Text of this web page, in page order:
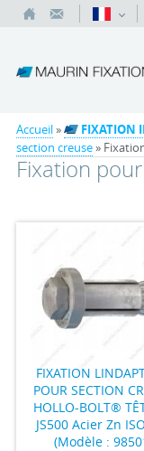
Accueil» FIXATION
section creuse»
Fixation
FIXATION
POUR SECTION
HOLLO-BOLT®
JS500 Acier Zn
(Modèle :